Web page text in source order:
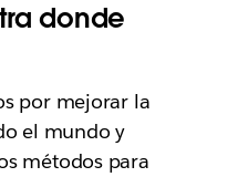
donde
por mejorar la
el mundo y
métodos para